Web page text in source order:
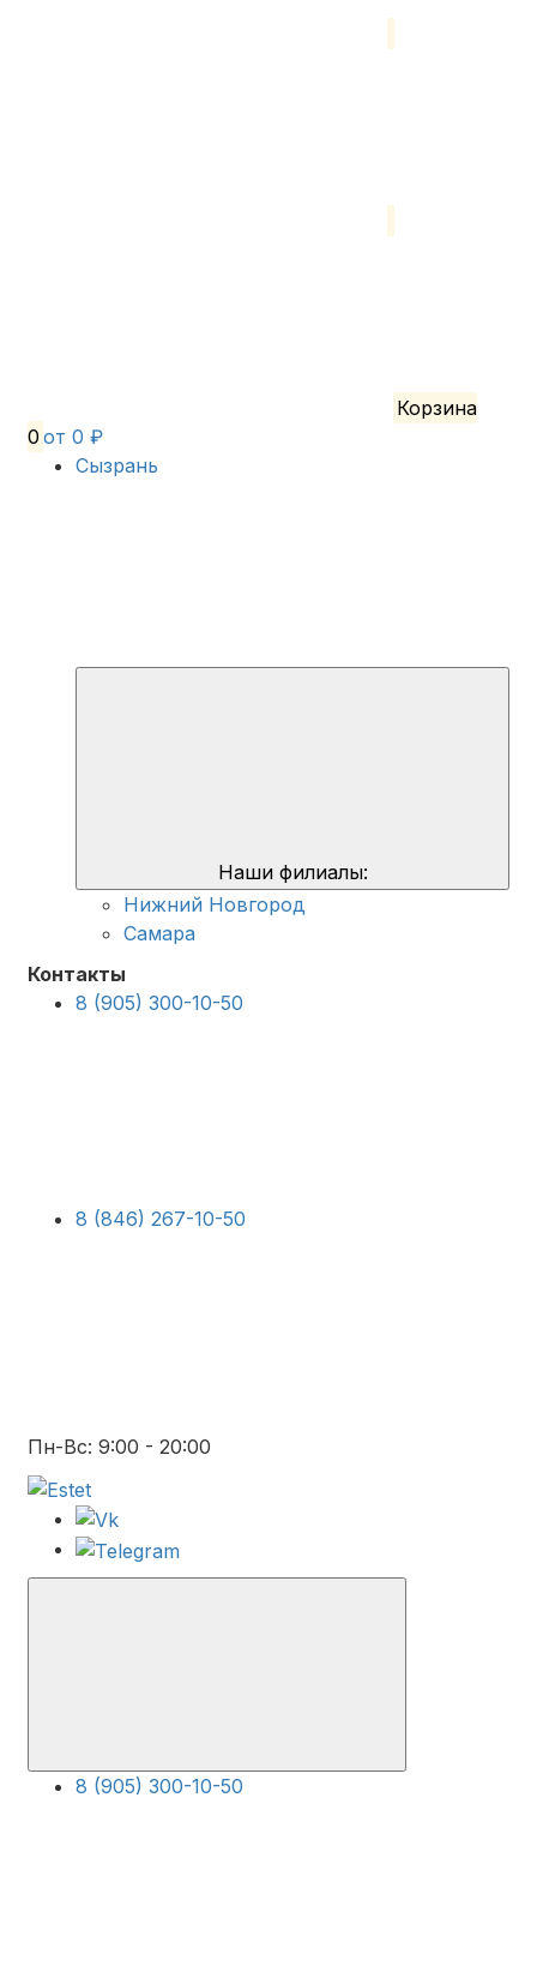
Корзина
0 от 0 ₽
Сызрань
Наши филиалы:
Нижний Новгород
Самара
Контакты
8 (905) 300-10-50
8 (846) 267-10-50
Пн-Вс: 9:00 - 20:00
8 (905) 300-10-50